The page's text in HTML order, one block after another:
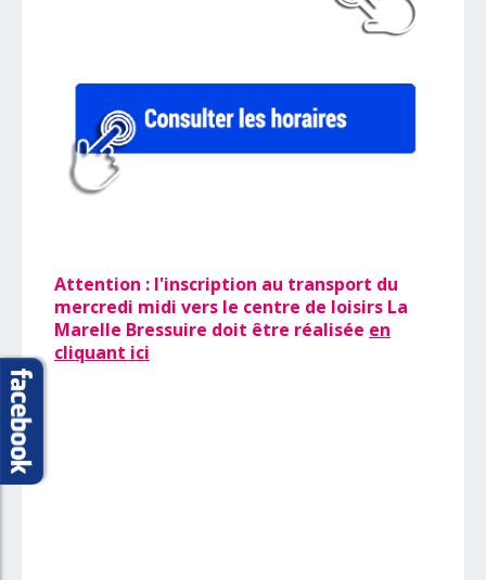
Attention : l'inscription au transport du
mercredi midi vers le centre de loisirs La
Marelle Bressuire doit être réalisée en
cliquant ici